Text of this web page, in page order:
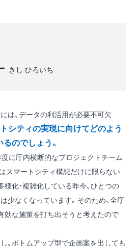
きし ひろいち
は、データの利活用が必要不可欠
シティの実現に向けてどのよう
のでしょう。
に庁内横断的なプロジェクトチーム
スマートシティ構想だけに限らない
様化・複雑化している昨今、ひとつの
少なくなっています。そのため、全庁
効な施策を打ち出そうと考えたので
、ボトムアップ型で企画案を出しても